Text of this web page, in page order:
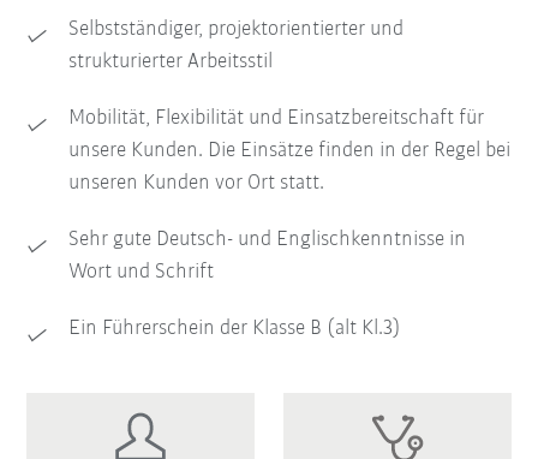
Selbstständiger, projektorientierter und
strukturierter Arbeitsstil
Mobilität, Flexibilität und Einsatzbereitschaft für
unsere Kunden. Die Einsätze finden in der Regel bei
unseren Kunden vor Ort statt.
Sehr gute Deutsch- und Englischkenntnisse in
Wort und Schrift
Ein Führerschein der Klasse B (alt Kl.3)